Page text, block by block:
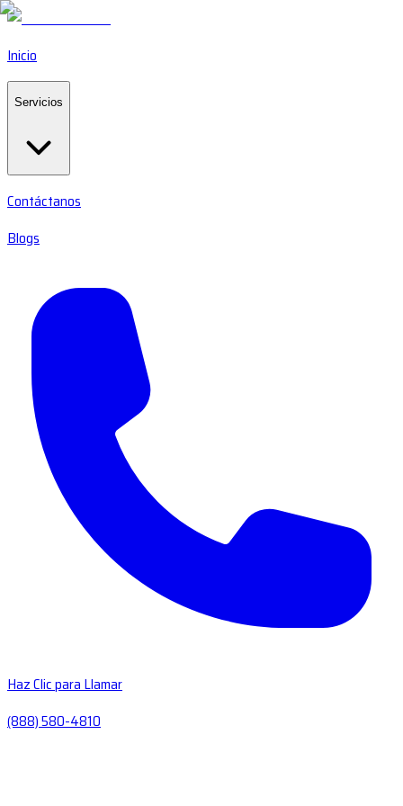
Inicio
Servicios
Contáctanos
Blogs
Haz Clic para Llamar
(888) 580-4810